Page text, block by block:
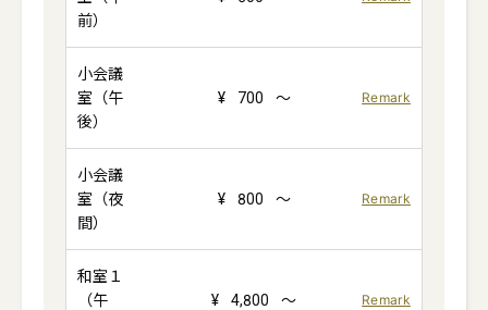
前）
小会議
室（午
後）
¥ 700 ～ Remark
小会議
室（夜
間）
¥ 800 ～ Remark
和室１
（午
¥ 4,800 ～ Remark